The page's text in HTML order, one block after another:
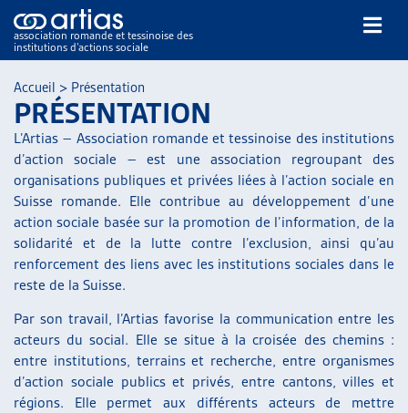
association romande et tessinoise des
institutions d’actions sociale
NOS PUBLICATIONS
ARTICLES
DOSSIERS DU MOIS
RESSOURCES
THÉMATIQUES
GUIDE SOCIAL ROMAND
AUTRES
Accueil > Présentation
PRÉSENTATION
L’Artias – Association romande et tessinoise des institutions
d’action sociale – est une association regroupant des
organisations publiques et privées liées à l’action sociale en
Suisse romande. Elle contribue au développement d’une
action sociale basée sur la promotion de l’information, de la
solidarité et de la lutte contre l’exclusion, ainsi qu’au
renforcement des liens avec les institutions sociales dans le
reste de la Suisse.
Par son travail, l’Artias favorise la communication entre les
acteurs du social. Elle se situe à la croisée des chemins :
entre institutions, terrains et recherche, entre organismes
d’action sociale publics et privés, entre cantons, villes et
régions. Elle permet aux différents acteurs de mettre